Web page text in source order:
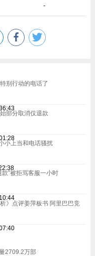
-
别行动的电话了
部分取消仅退款
小上当和电话骚扰
”被拒骂客服一小时
》点评姜萍板书 阿里巴巴竞
2709.2万部